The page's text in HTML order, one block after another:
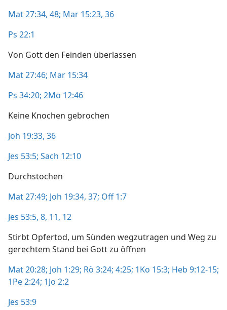
Mat 27:34, 48; Mar 15:23, 36
Ps 22:1
Von Gott den Feinden überlassen
Mat 27:46; Mar 15:34
Ps 34:20; 2Mo 12:46
Keine Knochen gebrochen
Joh 19:33, 36
Jes 53:5; Sach 12:10
Durchstochen
Mat 27:49; Joh 19:34, 37; Off 1:7
Jes 53:5, 8, 11, 12
Stirbt Opfertod, um Sünden wegzutragen und Weg zu
gerechtem Stand bei Gott zu öffnen
Mat 20:28; Joh 1:29; Rö 3:24; 4:25; 1Ko 15:3; Heb 9:12-15;
1Pe 2:24; 1Jo 2:2
Jes 53:9